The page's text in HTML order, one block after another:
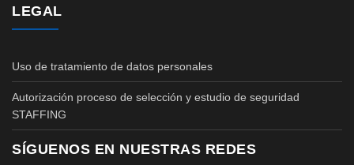
LEGAL
Uso de tratamiento de datos personales
Autorización proceso de selección y estudio de seguridad
STAFFING
SÍGUENOS EN NUESTRAS REDES